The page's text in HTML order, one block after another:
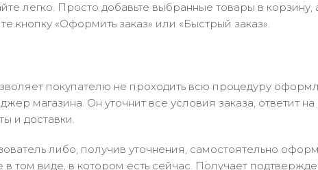
легко. Просто добавьте выбранные товары в
кнопку «Оформить заказ» или «Быстрый заказ».
покупателю не проходить всю процедуру
магазина. Он уточнит все условия заказа, ответит
и доставки.
либо, получив уточнения, самостоятельно
том виде, в котором есть сейчас. Получает